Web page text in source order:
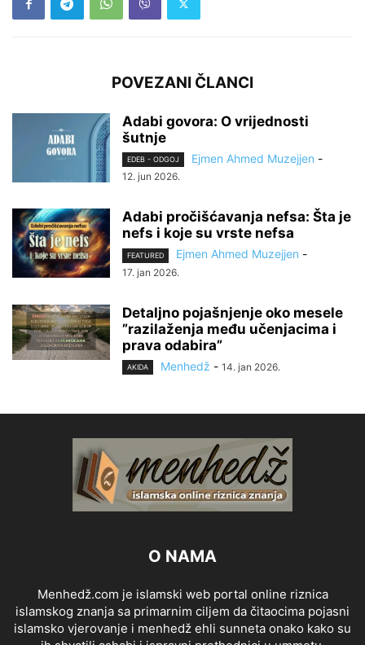
POVEZANI ČLANCI
Adabi govora: O vrijednosti
šutnje
EDEB - ODGOJ Ejmen Ahmed Muzejjen -
12. jun 2026.
Adabi pročišćavanja nefsa: Šta je
nefs i koje su vrste nefsa
FEATURED Ejmen Ahmed Muzejjen -
17. jan 2026.
Detaljno pojašnjenje oko mesele
”razilaženja među učenjacima i
prava odabira”
AKIDA Menhedž - 14. jan 2026.
O NAMA
Menhedž.com je islamski web portal online riznica
islamskog znanja sa primarnim ciljem da čitaocima pojasni
islamsko vjerovanje i menhedž ehli sunneta onako kako su